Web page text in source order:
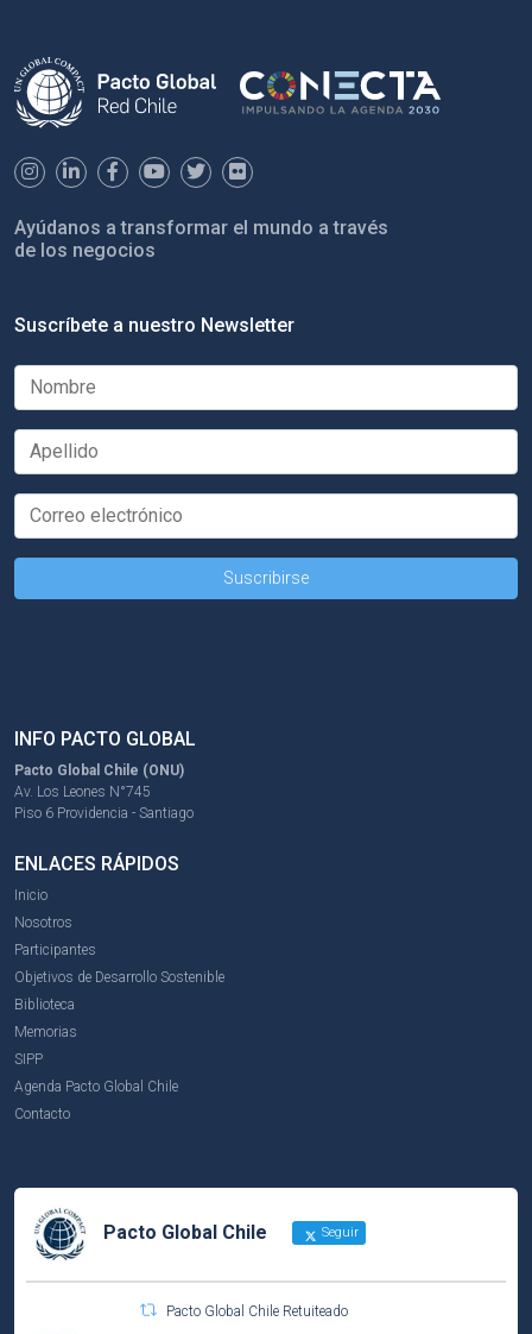
Ayúdanos a transformar el mundo a través
de los negocios
Suscríbete a nuestro Newsletter
INFO PACTO GLOBAL
Pacto Global Chile (ONU)
Av. Los Leones N°745
Piso 6 Providencia - Santiago
ENLACES RÁPIDOS
Inicio
Nosotros
Participantes
Objetivos de Desarrollo Sostenible
Biblioteca
Memorias
SIPP
Agenda Pacto Global Chile
Contacto
Pacto Global Chile Seguir
Pacto Global Chile Retuiteado